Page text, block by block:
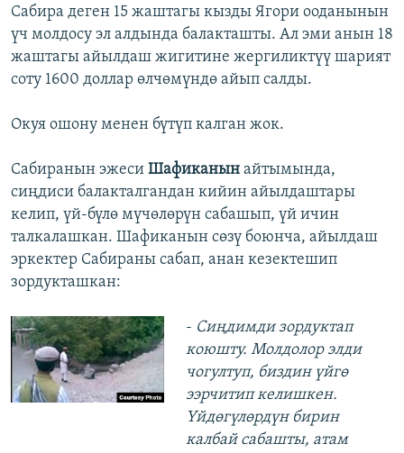
Сабира деген 15 жаштагы кызды Ягори ооданынын
үч молдосу эл алдында балакташты. Ал эми анын 18
жаштагы айылдаш жигитине жергиликтүү шарият
соту 1600 доллар өлчөмүндө айып салды.
Окуя ошону менен бүтүп калган жок.
Сабиранын эжеси Шафиканын айтымында,
сиңдиси балакталгандан кийин айылдаштары
келип, үй-бүлө мүчөлөрүн сабашып, үй ичин
талкалашкан. Шафиканын сөзү боюнча, айылдаш
эркектер Сабираны сабап, анан кезектешип
зордукташкан:
- Сиңдимди зордуктап
коюшту. Молдолор элди
чогултуп, биздин үйгө
ээрчитип келишкен.
Үйдөгүлөрдүн бирин
калбай сабашты, атам